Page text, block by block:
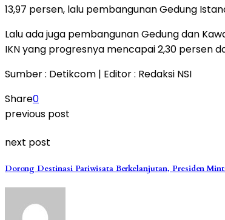
13,97 persen, lalu pembangunan Gedung
Lalu ada juga pembangunan Gedung dan
IKN yang progresnya mencapai 2,30 persen
Sumber : Detikcom | Editor : Redaksi NSI
Share0
previous post
next post
Dorong Destinasi Pariwisata Berkelanjutan, Presiden